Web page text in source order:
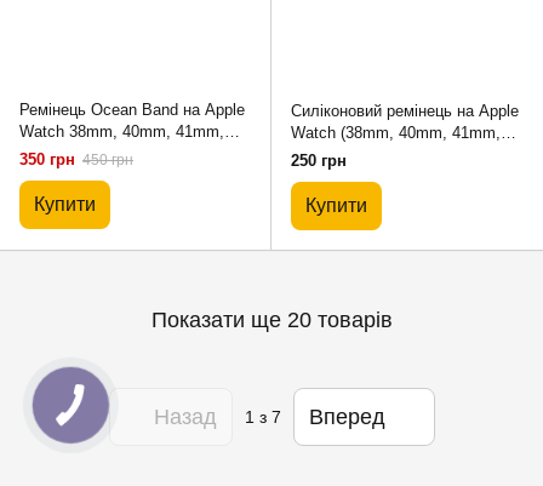
Ремінець Ocean Band на Apple
Watch 38mm, 40mm, 41mm,
[42mm Series 10/11], Marsala
350 грн 450 грн
Купити
Силіконовий ремінець на Apple
Watch (38mm, 40mm, 41mm,
[42mm Series 10/11] - №52
250 грн
Купити
Показати ще 20 товарів
Назад 1з 7 Вперед